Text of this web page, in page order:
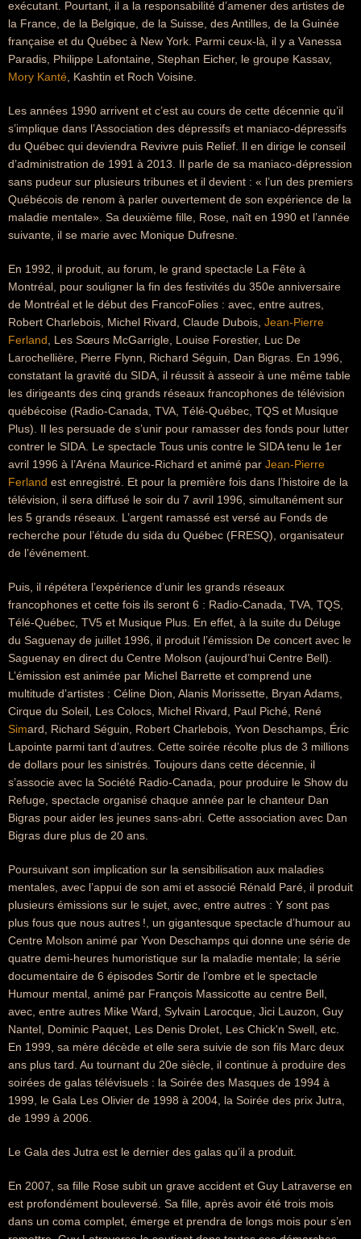
exécutant. Pourtant, il a la responsabilité d’amener des artistes de
la France, de la Belgique, de la Suisse, des Antilles, de la Guinée
française et du Québec à New York. Parmi ceux-là, il y a Vanessa
Paradis, Philippe Lafontaine, Stephan Eicher, le groupe Kassav,
Mory Kanté , Kashtin et Roch Voisine.
Les années 1990 arrivent et c’est au cours de cette décennie qu’il
s’implique dans l’Association des dépressifs et maniaco-dépressifs
du Québec qui deviendra Revivre puis Relief. Il en dirige le conseil
d’administration de 1991 à 2013. Il parle de sa maniaco-dépression
sans pudeur sur plusieurs tribunes et il devient : « l’un des premiers
Québécois de renom à parler ouvertement de son expérience de la
maladie mentale». Sa deuxième fille, Rose, naît en 1990 et l’année
suivante, il se marie avec Monique Dufresne.
En 1992, il produit, au forum, le grand spectacle La Fête à
Montréal, pour souligner la fin des festivités du 350e anniversaire
de Montréal et le début des FrancoFolies : avec, entre autres,
Robert Charlebois, Michel Rivard, Claude Dubois, Jean-Pierre
Ferland , Les Sœurs McGarrigle, Louise Forestier, Luc De
Larochellière, Pierre Flynn, Richard Séguin, Dan Bigras. En 1996,
constatant la gravité du SIDA, il réussit à asseoir à une même table
les dirigeants des cinq grands réseaux francophones de télévision
québécoise (Radio-Canada, TVA, Télé-Québec, TQS et Musique
Plus). Il les persuade de s’unir pour ramasser des fonds pour lutter
contrer le SIDA. Le spectacle Tous unis contre le SIDA tenu le 1er
avril 1996 à l’Aréna Maurice-Richard et animé par Jean-Pierre
Ferland est enregistré. Et pour la première fois dans l’histoire de la
télévision, il sera diffusé le soir du 7 avril 1996, simultanément sur
les 5 grands réseaux. L’argent ramassé est versé au Fonds de
recherche pour l’étude du sida du Québec (FRESQ), organisateur
de l’événement.
Puis, il répétera l’expérience d’unir les grands réseaux
francophones et cette fois ils seront 6 : Radio-Canada, TVA, TQS,
Télé-Québec, TV5 et Musique Plus. En effet, à la suite du Déluge
du Saguenay de juillet 1996, il produit l’émission De concert avec le
Saguenay en direct du Centre Molson (aujourd’hui Centre Bell).
L’émission est animée par Michel Barrette et comprend une
multitude d’artistes : Céline Dion, Alanis Morissette, Bryan Adams,
Cirque du Soleil, Les Colocs, Michel Rivard, Paul Piché, René
Simard, Richard Séguin, Robert Charlebois, Yvon Deschamps, Éric
Lapointe parmi tant d’autres. Cette soirée récolte plus de 3 millions
de dollars pour les sinistrés. Toujours dans cette décennie, il
s’associe avec la Société Radio-Canada, pour produire le Show du
Refuge, spectacle organisé chaque année par le chanteur Dan
Bigras pour aider les jeunes sans-abri. Cette association avec Dan
Bigras dure plus de 20 ans.
Poursuivant son implication sur la sensibilisation aux maladies
mentales, avec l’appui de son ami et associé Rénald Paré, il produit
plusieurs émissions sur le sujet, avec, entre autres : Y sont pas
plus fous que nous autres !, un gigantesque spectacle d’humour au
Centre Molson animé par Yvon Deschamps qui donne une série de
quatre demi-heures humoristique sur la maladie mentale; la série
documentaire de 6 épisodes Sortir de l’ombre et le spectacle
Humour mental, animé par François Massicotte au centre Bell,
avec, entre autres Mike Ward, Sylvain Larocque, Jici Lauzon, Guy
Nantel, Dominic Paquet, Les Denis Drolet, Les Chick'n Swell, etc.
En 1999, sa mère décède et elle sera suivie de son fils Marc deux
ans plus tard. Au tournant du 20e siècle, il continue à produire des
soirées de galas télévisuels : la Soirée des Masques de 1994 à
1999, le Gala Les Olivier de 1998 à 2004, la Soirée des prix Jutra,
de 1999 à 2006.
Le Gala des Jutra est le dernier des galas qu’il a produit.
En 2007, sa fille Rose subit un grave accident et Guy Latraverse en
est profondément bouleversé. Sa fille, après avoir été trois mois
dans un coma complet, émerge et prendra de longs mois pour s’en